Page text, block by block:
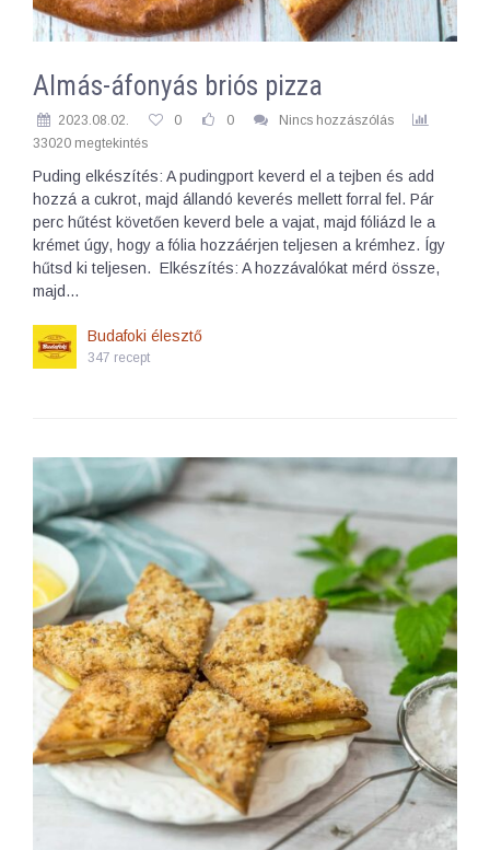
Almás-áfonyás briós pizza
2023.08.02. 0 0
Nincs hozzászólás
33020 megtekintés
Puding elkészítés: A pudingport keverd el a tejben és add
hozzá a cukrot, majd állandó keverés mellett forral fel. Pár
perc hűtést követően keverd bele a vajat, majd fóliázd le a
krémet úgy, hogy a fólia hozzáérjen teljesen a krémhez. Így
hűtsd ki teljesen. Elkészítés: A hozzávalókat mérd össze,
majd…
Budafoki élesztő
347 recept